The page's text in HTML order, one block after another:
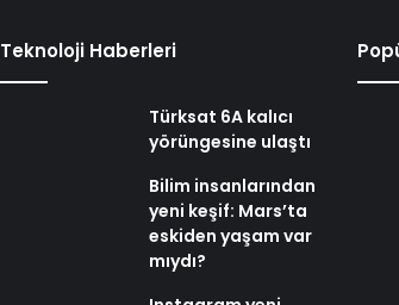
Teknoloji Haberleri
Türksat 6A kalıcı
yörüngesine ulaştı
Bilim insanlarından
yeni keşif: Mars’ta
eskiden yaşam var
mıydı?